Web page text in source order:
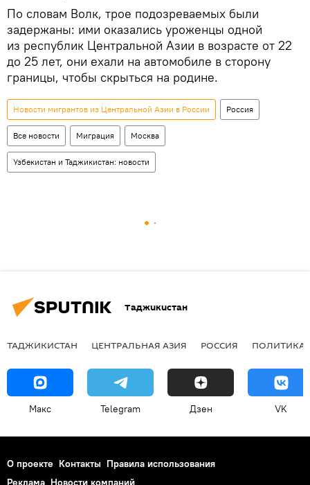
По словам Волк, трое подозреваемых были
задержаны: ими оказались уроженцы одной
из республик Центральной Азии в возрасте от 22
до 25 лет, они ехали на автомобиле в сторону
границы, чтобы скрыться на родине.
Новости мигрантов из Центральной Азии в России Россия
Все новости Миграция Москва
Узбекистан и Таджикистан: новости
Таджикистан
ТАДЖИКИСТАН ЦЕНТРАЛЬНАЯ АЗИЯ РОССИЯ ПОЛИТИКА
Макс Telegram Дзен VK
О проекте Контакты Правила использования
Реклама Новости компаний